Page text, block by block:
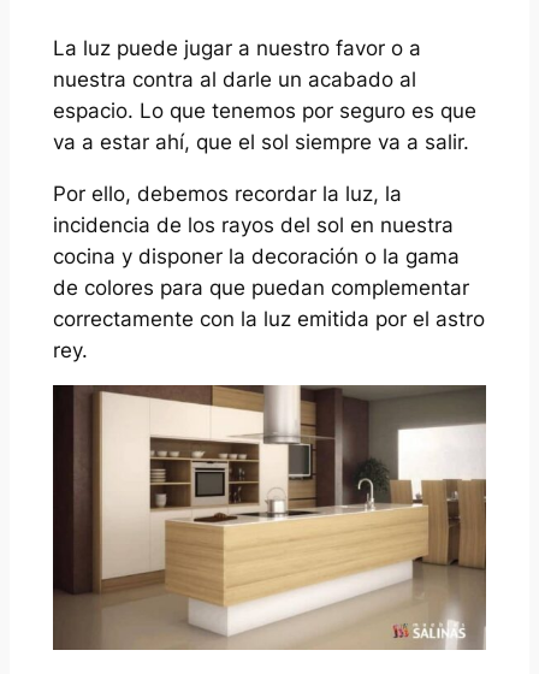
La luz puede jugar a nuestro favor o a
nuestra contra al darle un acabado al
espacio. Lo que tenemos por seguro es que
va a estar ahí, que el sol siempre va a salir.
Por ello, debemos recordar la luz, la
incidencia de los rayos del sol en nuestra
cocina y disponer la decoración o la gama
de colores para que puedan complementar
correctamente con la luz emitida por el astro
rey.